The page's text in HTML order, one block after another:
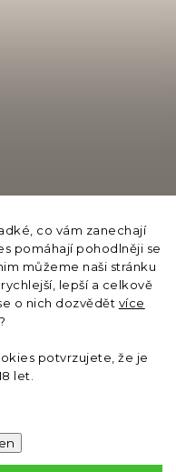
co vám zanechají
pomáhají pohodlněji se
můžeme naši stránku
lepší a celkově
o nich dozvědět více
?
potvrzujete, že je
let.
USt-IdNr./EORI: